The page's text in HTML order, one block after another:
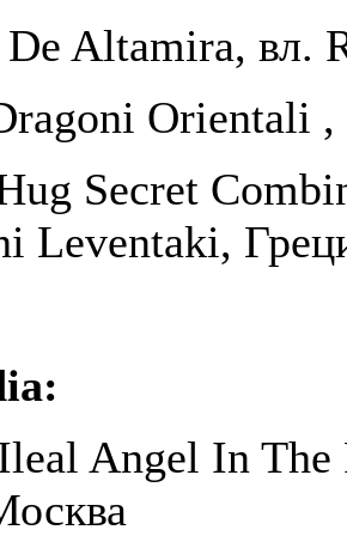
Altamira, вл.
Orientali ,
Secret
Leventaki,
Angel In The